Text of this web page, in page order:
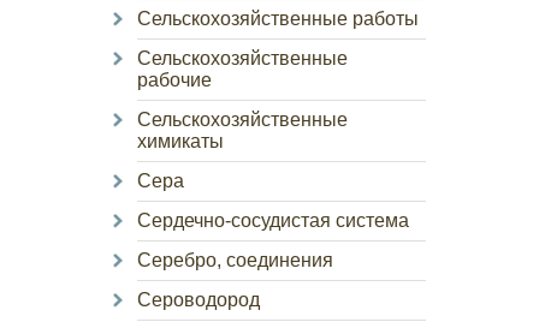
Сельскохозяйственные работы
Сельскохозяйственные
рабочие
Сельскохозяйственные
химикаты
Сера
Сердечно-сосудистая система
Серебро, соединения
Сероводород